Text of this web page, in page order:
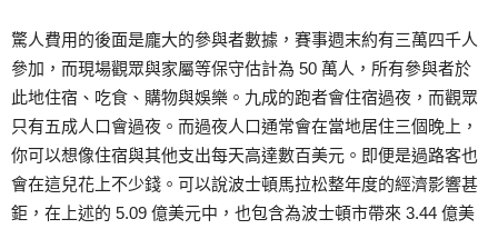
驚人費用的後面是龐大的參與者數據，賽事週末約有三萬四千人
參加，而現場觀眾與家屬等保守估計為 50 萬人，所有參與者於
此地住宿、吃食、購物與娛樂。九成的跑者會住宿過夜，而觀眾
只有五成人口會過夜。而過夜人口通常會在當地居住三個晚上，
你可以想像住宿與其他支出每天高達數百美元。即便是過路客也
會在這兒花上不少錢。可以說波士頓馬拉松整年度的經濟影響甚
鉅，在上述的 5.09 億美元中，也包含為波士頓市帶來 3.44 億美